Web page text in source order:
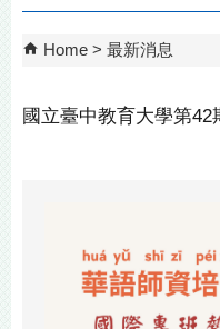
Home 最新消息
國立臺中教育大學第